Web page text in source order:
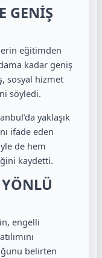
GENİŞ
eğitimden
kadar geniş
sosyal hizmet
söyledi.
yaklaşık
ifade eden
de hem
kaydetti.
engelli
belirten